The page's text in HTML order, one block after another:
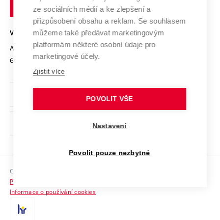
Open Science
Projekty
Projekty ze strukturálních fondů
Specifický výzkum
Mezinárodní dohody
Univerzitní sítě
Podnikavá univerzita / ContriBUTe
Bezpečná univerzita
Vyznamenání
Organizační struktura
Ochrana osobních údajů
odkaz)
Sociální bezpečí
HR Award
Kontakty
technické
VYSOKÉ UČENÍ TECHNICKÉ V BRNĚ
Antonínská 548/1
602 00 Brno
www.vut.cz
vut@vutbr.cz
Copyright © 2026 VUT
Prohlášení o přístupnosti
Informace o používání cookies
ze sociálních médií a ke zlepšení a
přizpůsobení obsahu a reklam. Se souhlasem
můžeme také předávat marketingovým
platformám některé osobní údaje pro
marketingové účely.
Zjistit více
POVOLIT VŠE
Nastavení
Povolit pouze nezbytné